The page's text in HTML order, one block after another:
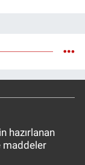
hazırlanan
maddeler